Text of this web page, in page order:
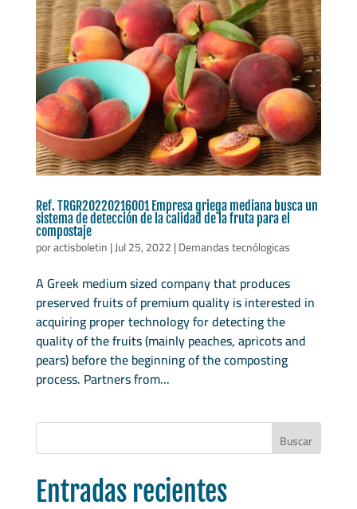
Ref. TRGR20220216001 Empresa griega mediana busca un
sistema de detección de la calidad de la fruta para el
compostaje
poractisboletin|Jul 25, 2022|Demandas tecnólogicas
A Greek medium sized company that produces
preserved fruits of premium quality is interested in
acquiring proper technology for detecting the
quality of the fruits (mainly peaches, apricots and
pears) before the beginning of the composting
process. Partners from...
Buscar
Entradas recientes